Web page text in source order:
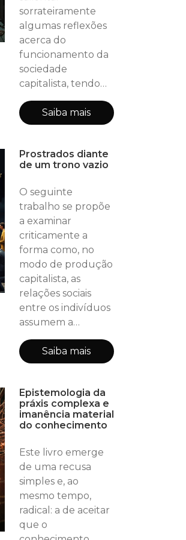
precisaram ser
descritas aqui. A
crítica apresentada
se desdobra em
sorrateiramente
algumas reflexões
acerca do
funcionamento da
sociedade
capitalista, tendo
em vista o
aproveitamento de
nossa disposição
sobretudo no
século 21. Sendo o
trabalho a única
possibilidade de
produção e
reprodução da vida
material do
homem, visto que é
a transformação
intencional da
natureza em seu
estado bruto à
Saiba mais
Prostrados diante
de um trono vazio
O seguinte
trabalho se propõe
a examinar
criticamente a
forma como, no
modo de produção
capitalista, as
relações sociais
entre os indivíduos
assumem a
aparência de
relações entre
coisas, fenômeno
denomina como
fetichismo da
mercadoria. A
constituição do
valor como
expressão do
trabalho abstrato,
elemento
fundante das
Saiba mais
Epistemologia da
práxis complexa e
imanência material
do conhecimento
Este livro emerge
de uma recusa
simples e, ao
mesmo tempo,
radical: a de aceitar
que o